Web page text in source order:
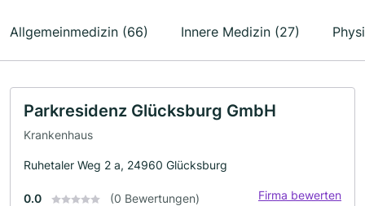
Allgemeinmedizin (66) Innere Medizin (27)
Parkresidenz Glücksburg GmbH
Krankenhaus
Ruhetaler Weg 2 a, 24960 Glücksburg
0.0 (0 Bewertungen) Firma bewerten